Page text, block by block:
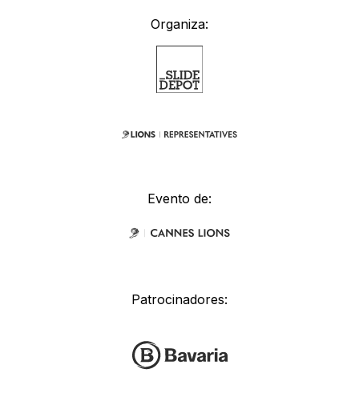
Organiza:
Evento de:
Patrocinadores: